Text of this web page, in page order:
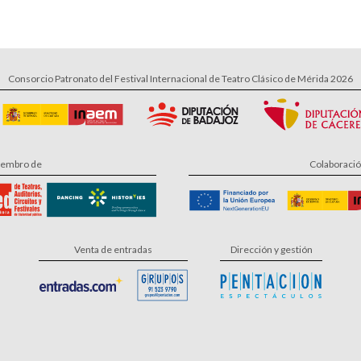
Consorcio Patronato del Festival Internacional de Teatro Clásico de Mérida 2026
de
Venta de entradas Dirección y gestión